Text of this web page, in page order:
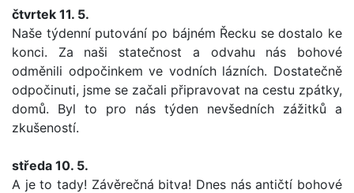
čtvrtek 11. 5.
Naše týdenní putování po bájném Řecku se dostalo ke
konci. Za naši statečnost a odvahu nás bohové
odměnili odpočinkem ve vodních lázních. Dostatečně
odpočinuti, jsme se začali připravovat na cestu zpátky,
domů. Byl to pro nás týden nevšedních zážitků a
zkušeností.
středa 10. 5.
A je to tady! Závěrečná bitva! Dnes nás antičtí bohové